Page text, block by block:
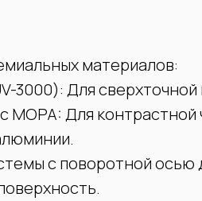
материалов:
3000): Для
MOPA: Для
с поворотной